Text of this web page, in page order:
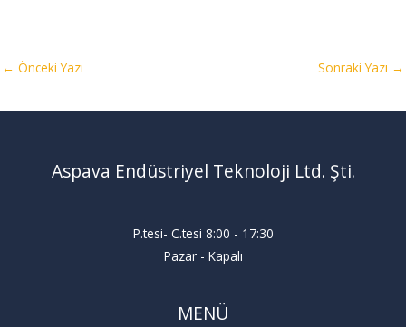
← Önceki Yazı Sonraki Yazı →
Aspava Endüstriyel Teknoloji Ltd. Şti.
P.tesi- C.tesi 8:00 - 17:30
Pazar - Kapalı
MENÜ